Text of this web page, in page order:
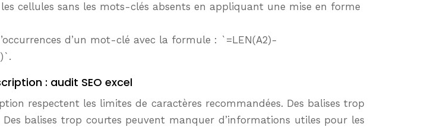
cellules sans les mots-clés absents en appliquant une mise en forme
d’un mot-clé avec la formule : `=LEN(A2)-
: audit SEO excel
respectent les limites de caractères recommandées. Des balises trop
balises trop courtes peuvent manquer d’informations utiles pour les